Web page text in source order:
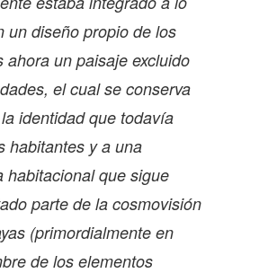
un diseño propio de los
ahora un paisaje excluido
el cual se conserva
identidad que todavía
habitantes y a una
habitacional que sigue
parte de la cosmovisión
(primordialmente en
de los elementos